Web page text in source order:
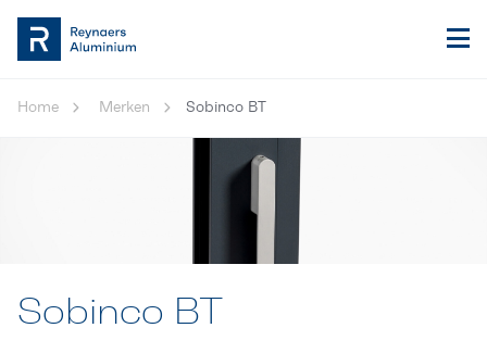
Home Merken Sobinco BT
Sobinco BT